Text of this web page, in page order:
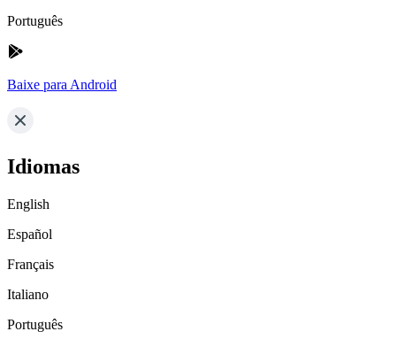
Português
Baixe para Android
Idiomas
English
Español
Français
Italiano
Português